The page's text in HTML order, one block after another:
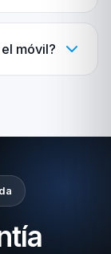
móvil?